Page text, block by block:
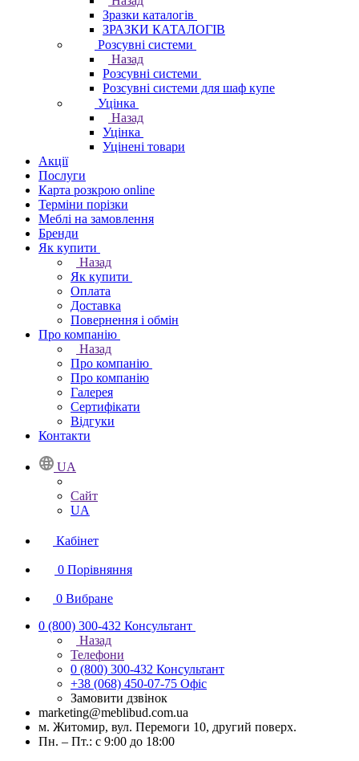
Зразки каталогів
ЗРАЗКИ КАТАЛОГІВ
Розсувні системи
Назад
Розсувні системи
Розсувні системи для шаф купе
Уцінка
Назад
Уцінка
Уцінені товари
Акції
Послуги
Карта розкрою online
Терміни порізки
Меблі на замовлення
Бренди
Як купити
Назад
Як купити
Оплата
Доставка
Повернення і обмін
Про компанію
Назад
Про компанію
Про компанію
Галерея
Сертифікати
Відгуки
Контакти
UA
Сайт
UA
Кабінет
0 Порівняння
0 Вибране
0 (800) 300-432 Консультант
Назад
Телефони
0 (800) 300-432 Консультант
+38 (068) 450-07-75 Офіс
Замовити дзвінок
marketing@meblibud.com.ua
м. Житомир, вул. Перемоги 10, другий поверх.
Пн. – Пт.: с 9:00 до 18:00